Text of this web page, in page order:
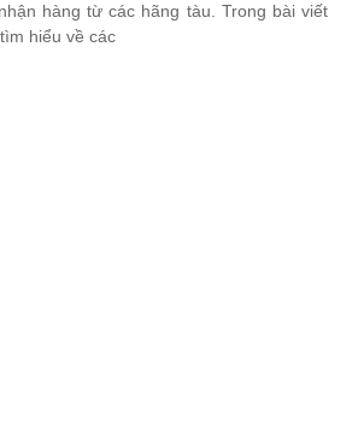
hàng từ các hãng tàu. Trong bài viết
hiểu về các